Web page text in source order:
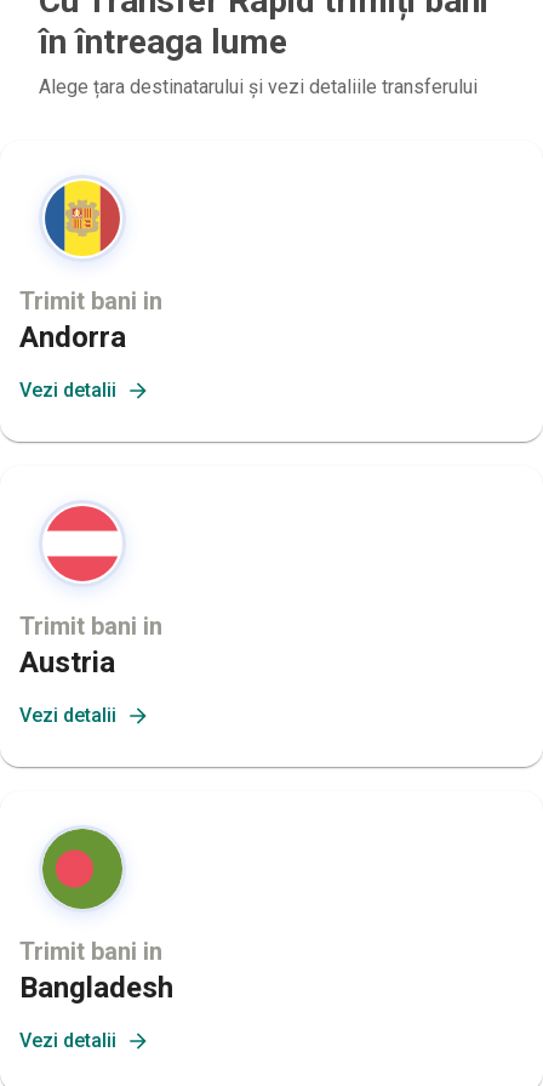
în întreaga lume
Alege țara destinatarului și vezi detaliile transferului
Trimit bani in
Andorra
Vezi detalii
Trimit bani in
Austria
Vezi detalii
Trimit bani in
Bangladesh
Vezi detalii